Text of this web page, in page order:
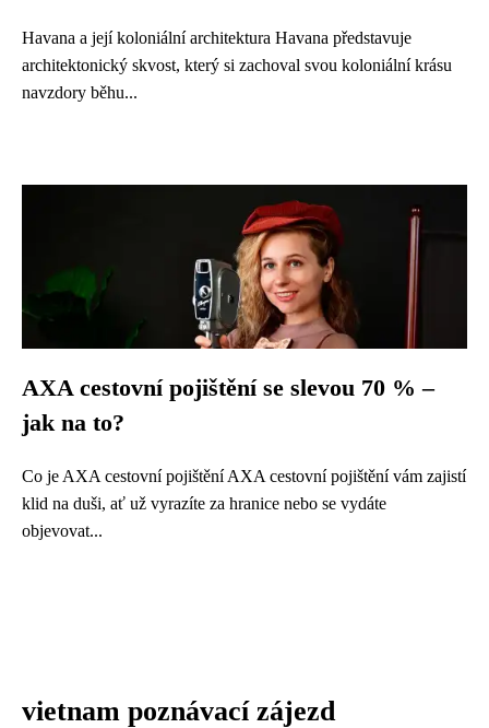
Havana a její koloniální architektura Havana představuje
architektonický skvost, který si zachoval svou koloniální krásu
navzdory běhu...
AXA cestovní pojištění se slevou 70 % –
jak na to?
Co je AXA cestovní pojištění AXA cestovní pojištění vám zajistí
klid na duši, ať už vyrazíte za hranice nebo se vydáte
objevovat...
vietnam poznávací zájezd